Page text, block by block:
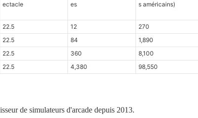
ectacle
es
s américains)
22.5 12
270
22.5 84
1,890
22.5 360
8,100
22.5 4,380 98,550
de simulateurs d'arcade depuis 2013.